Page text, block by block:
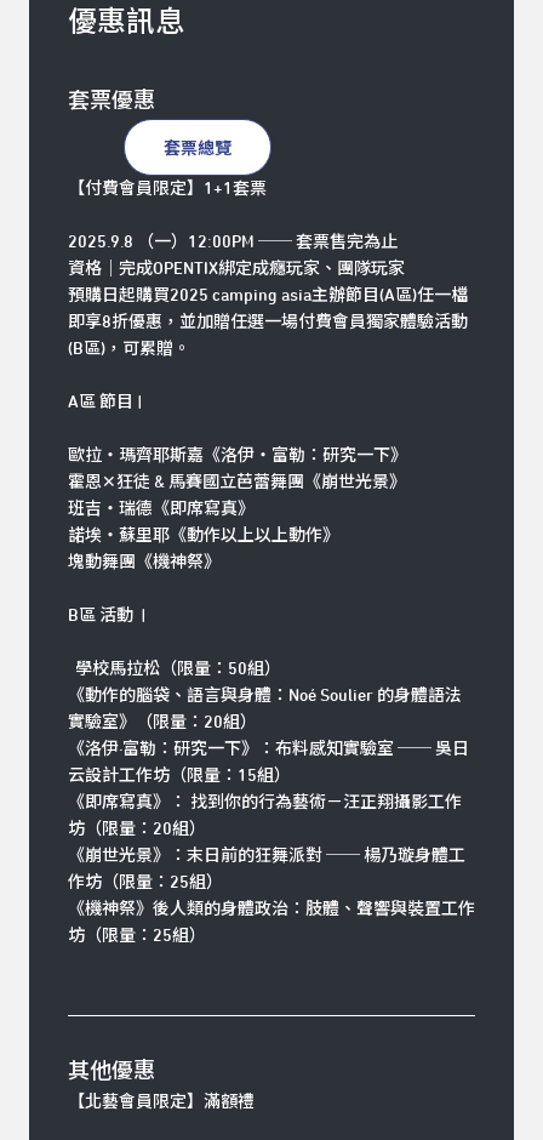
優惠訊息
套票優惠
【付費會員限定】1+1套票
2025.9.8 （一）12:00PM ── 套票售完為止
資格｜完成OPENTIX綁定成癮玩家、團隊玩家
預購日起購買2025 camping asia主辦節目(A區)任一檔
即享8折優惠，並加贈任選一場付費會員獨家體驗活動
(B區)，可累贈。
A區 節目 |
歐拉・瑪齊耶斯嘉《洛伊・富勒：研究一下》
霍恩✕狂徒 & 馬賽國立芭蕾舞團《崩世光景》
班吉・瑞德《即席寫真》
諾埃・蘇里耶《動作以上以上動作》
塊動舞團《機神祭》
B區 活動 |
學校馬拉松（限量：50組）
《動作的腦袋、語言與身體：Noé Soulier 的身體語法
實驗室》（限量：20組）
《洛伊·富勒：研究一下》：布料感知實驗室 ── 吳日
云設計工作坊（限量：15組）
《即席寫真》： 找到你的行為藝術－汪正翔攝影工作
坊（限量：20組）
《崩世光景》：末日前的狂舞派對 ── 楊乃璇身體工
作坊（限量：25組）
《機神祭》後人類的身體政治：肢體、聲響與裝置工作
坊（限量：25組）
套票總覽
其他優惠
【北藝會員限定】滿額禮